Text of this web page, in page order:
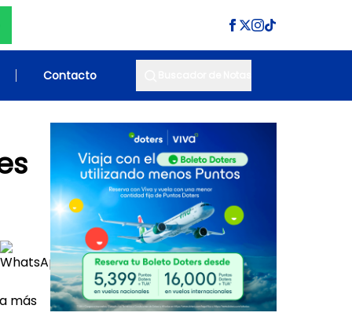
Contacto
más